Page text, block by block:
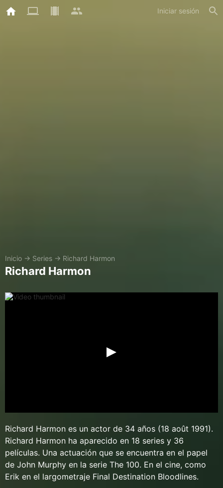
Iniciar sesión
Inicio → Series → Richard Harmon
Richard Harmon
Richard Harmon es un actor de 34 años (18 août 1991).
Richard Harmon ha aparecido en 18 series y 36
películas. Una actuación que se encuentra en el papel
de John Murphy en la serie The 100. En el cine, como
Erik en el largometraje Final Destination Bloodlines.